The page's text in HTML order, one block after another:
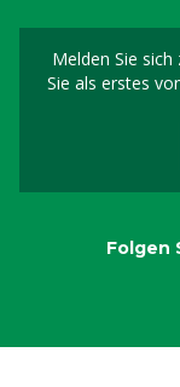
Melden Sie
Sie als erstes
Folgen